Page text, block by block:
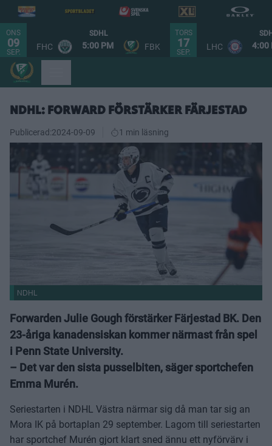
ONS
09
SEP.
SDHL
FHC 5:00 PM FBK
TORS
17
SEP.
LHC 4:00
NDHL: FORWARD FÖRSTÄRKER FÄRJESTAD
Publicerad:2024-09-09 1 min läsning
NDHL
Forwarden Julie Gough förstärker Färjestad BK. Den
23-åriga kanadensiskan kommer närmast från spel
i Penn State University.
– Det var den sista pusselbiten, säger sportchefen
Emma Murén.
Seriestarten i NDHL Västra närmar sig då man tar sig an
Mora IK på bortaplan 29 september. Lagom till seriestarten
har sportchef Murén gjort klart sned ännu ett nyförvärv i